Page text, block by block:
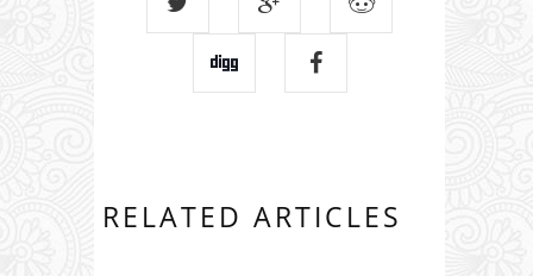
RELATED ARTICLES